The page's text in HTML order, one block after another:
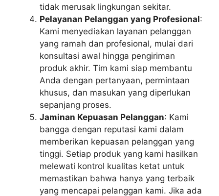
tidak merusak lingkungan sekitar.
Pelayanan Pelanggan yang Profesional:
Kami menyediakan layanan pelanggan
yang ramah dan profesional, mulai dari
konsultasi awal hingga pengiriman
produk akhir. Tim kami siap membantu
Anda dengan pertanyaan, permintaan
khusus, dan masukan yang diperlukan
sepanjang proses.
Jaminan Kepuasan Pelanggan: Kami
bangga dengan reputasi kami dalam
memberikan kepuasan pelanggan yang
tinggi. Setiap produk yang kami hasilkan
melewati kontrol kualitas ketat untuk
memastikan bahwa hanya yang terbaik
yang mencapai pelanggan kami. Jika ada